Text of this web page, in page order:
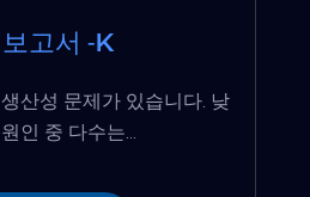
고서 -K
산성 문제가 있습니다. 낮
인 중 다수는...